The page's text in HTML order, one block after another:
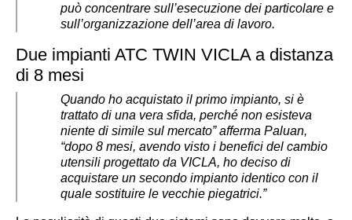
può concentrare sull’esecuzione dei particolare e
sull’organizzazione dell’area di lavoro.
Due impianti ATC TWIN VICLA a distanza
di 8 mesi
Quando ho acquistato il primo impianto, si è
trattato di una vera sfida, perché non esisteva
niente di simile sul mercato” afferma Paluan,
“dopo 8 mesi, avendo visto i benefici del cambio
utensili progettato da VICLA, ho deciso di
acquistare un secondo impianto identico con il
quale sostituire le vecchie piegatrici.”